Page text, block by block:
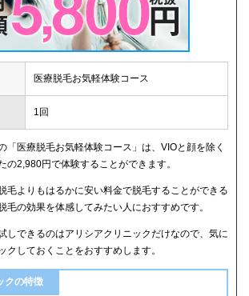
医療脱毛お気軽体験コース
1回
「医療脱毛お気軽体験コース」は、VIOと顔を除く
の2,980円で体験することができます。
毛よりもはるかに安い料金で脱毛することができる
毛の効果を体感してみたい人におすすめです。
しできるのはアリシアクリニックだけなので、気に
クしておくことをおすすめします。
クの特徴